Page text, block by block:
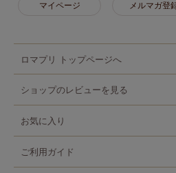
マイページ メルマガ登
ロマプリ トップページへ
ショップのレビューを見る
お気に入り
ご利用ガイド